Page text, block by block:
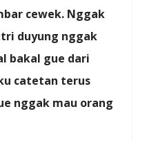
cewek. Nggak
duyung nggak
bakal gue dari
catetan terus
nggak mau orang